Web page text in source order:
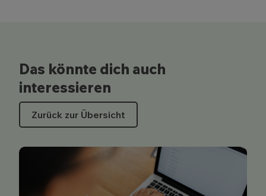
Das könnte dich auch
interessieren
Zurück zur Übersicht